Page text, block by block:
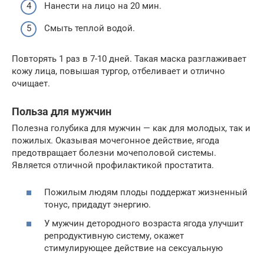
Нанести на лицо на 20 мин.
Смыть теплой водой.
Повторять 1 раз в 7-10 дней. Такая маска разглаживает
кожу лица, повышая тургор, отбеливает и отлично
очищает.
Польза для мужчин
Полезна голубика для мужчин — как для молодых, так и
пожилых. Оказывая мочегонное действие, ягода
предотвращает болезни мочеполовой системы.
Является отличной профилактикой простатита.
Пожилым людям плоды поддержат жизненный
тонус, придадут энергию.
У мужчин детородного возраста ягода улучшит
репродуктивную систему, окажет
стимулирующее действие на сексуальную